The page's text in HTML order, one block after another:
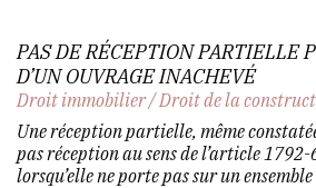
PAS DE RÉCEPTION PARTIELLE
D’UN OUVRAGE INACHEVÉ
Droit immobilier/Droit de la
Une réception partielle, même
pas réception au sens de l’article
lorsqu’elle ne porte pas sur un